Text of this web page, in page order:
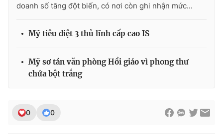
VTV4
VTV9
doanh số tăng đột biến, có nơi còn ghi nhận mức...
Mỹ tiêu diệt 3 thủ lĩnh cấp cao IS
Mỹ sơ tán văn phòng Hồi giáo vì phong thư
chứa bột trắng
0 0